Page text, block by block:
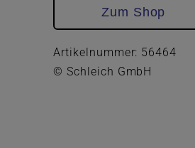
Zum Shop
Artikelnummer: 56464
© Schleich GmbH